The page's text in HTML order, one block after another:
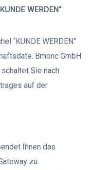
WERDEN”
“KUNDE WERDEN”
Bmonc GmbH
Sie nach
auf der
Ihnen das
zu.